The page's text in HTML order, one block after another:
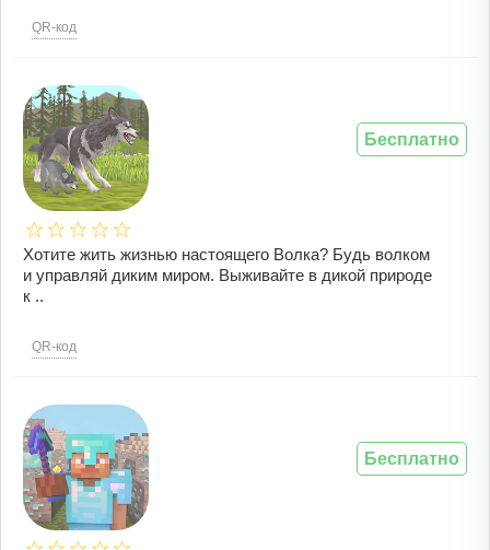
QR-код
Хотите жить жизнью настоящего Волка? Будь волком
и управляй диким миром. Выживайте в дикой природе
к ..
QR-код
Бесплатно
Бесплатно